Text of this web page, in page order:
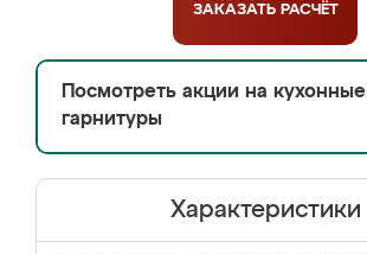
ЗАКАЗАТЬ РАСЧЁТ
Посмотреть акции на кухонные
гарнитуры
Характеристики